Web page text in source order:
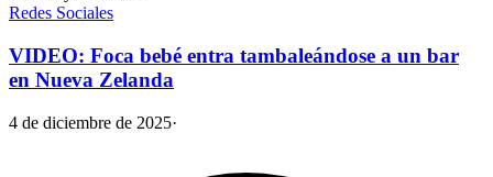
Redes Sociales
VIDEO: Foca bebé entra tambaleándose a un bar
en Nueva Zelanda
4 de diciembre de 2025·